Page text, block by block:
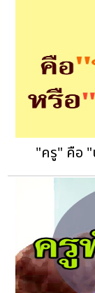
"ครู" คือ